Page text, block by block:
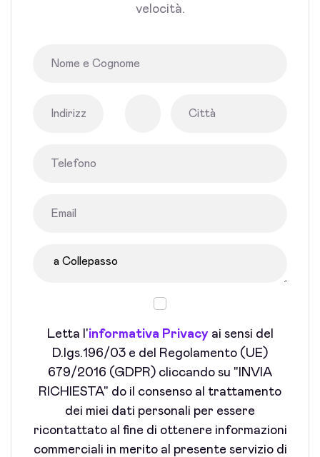
velocità.
Letta l'informativa Privacyai sensi del
D.lgs.196/03 e del Regolamento (UE)
679/2016 (GDPR) cliccando su "INVIA
RICHIESTA" do il consenso al trattamento
dei miei dati personali per essere
ricontattato al fine di ottenere informazioni
commerciali in merito al presente servizio di